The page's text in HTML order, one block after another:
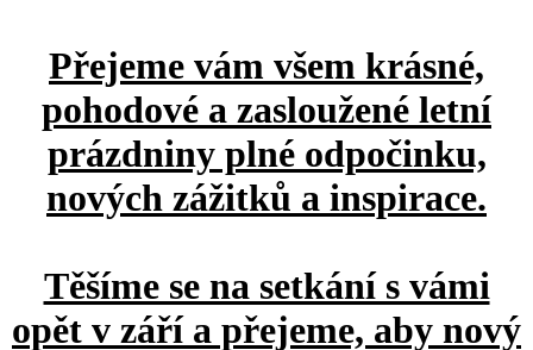
Přejeme vám všem krásné,
pohodové a zasloužené letní
prázdniny plné odpočinku,
nových zážitků a inspirace.
Těšíme se na setkání s vámi
opět v září a přejeme, aby nový